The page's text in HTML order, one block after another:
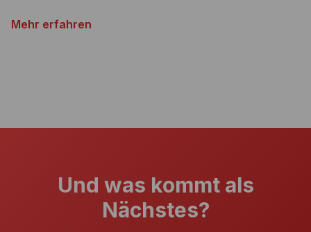
Mehr erfahren
Und was kommt als
Nächstes?